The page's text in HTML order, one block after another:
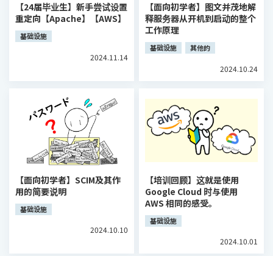
【24届毕业生】新手尝试设置
重定向【Apache】【AWS】
基础设施
2024.11.14
【面向初学者】图文并茂地解
释服务器从开机到启动的整个
工作原理
基础设施 其他的
2024.10.24
【面向初学者】SCIM及其作
用的简要说明
基础设施
2024.10.10
【培训回顾】这就是使用
Google Cloud 时与使用
AWS 相同的感受。
基础设施
2024.10.01